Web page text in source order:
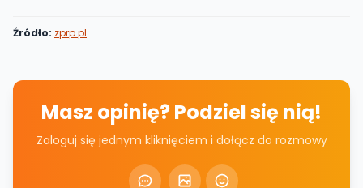
Źródło: zprp.pl
Masz opinię? Podziel się nią!
Zaloguj się jednym kliknięciem i dołącz do rozmowy